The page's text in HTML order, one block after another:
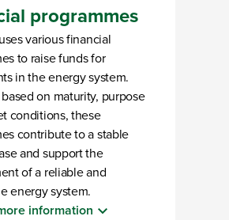
programmes
various financial
to raise funds for
in the energy system.
on maturity, purpose
conditions, these
contribute to a stable
and support the
of a reliable and
energy system.
information